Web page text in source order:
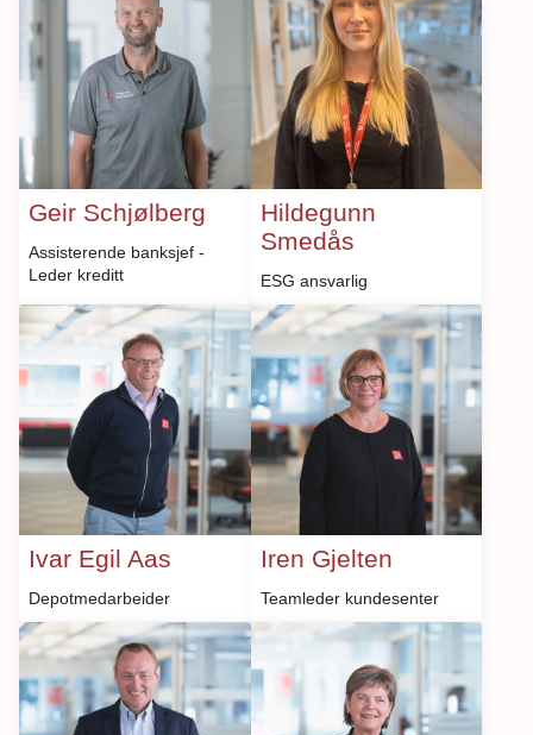
Geir Schjølberg
Assisterende banksjef -
Leder kreditt
Hildegunn
Smedås
ESG ansvarlig
Ivar Egil Aas
Depotmedarbeider
Iren Gjelten
Teamleder kundesenter